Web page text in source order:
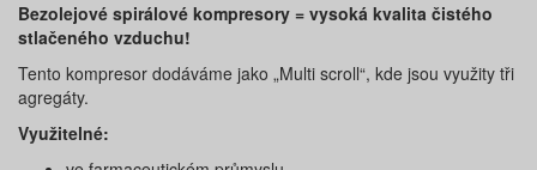
Bezolejové spirálové kompresory = vysoká kvalita čistého
stlačeného vzduchu!
Tento kompresor dodáváme jako „Multi scroll“, kde jsou využity tři
agregáty.
Využitelné: